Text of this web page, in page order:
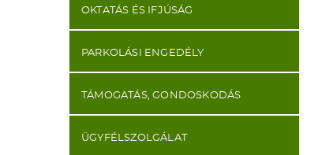
OKTATÁS ÉS IFJÚSÁG
PARKOLÁSI ENGEDÉLY
TÁMOGATÁS, GONDOSKODÁS
ÜGYFÉLSZOLGÁLAT